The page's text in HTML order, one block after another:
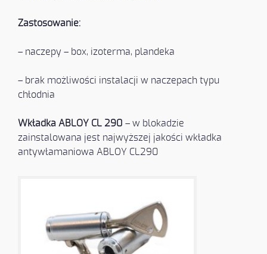
Zastosowanie:
– naczepy – box, izoterma, plandeka
– brak możliwości instalacji w naczepach typu
chłodnia
Wkładka ABLOY CL 290 – w blokadzie
zainstalowana jest najwyższej jakości wkładka
antywłamaniowa ABLOY CL290